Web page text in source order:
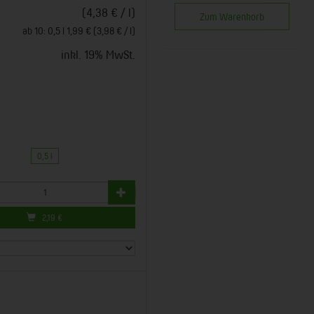
(4,38 € / l)
ab 10: 0,5 l 1,99 € (3,98 € / l)
inkl. 19% MwSt.
0,5 l
2,19 €
Zum Warenkorb